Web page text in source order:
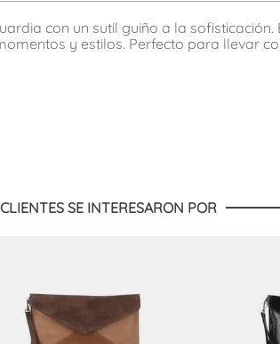
con un sutil guiño a la
y estilos. Perfecto para llevar
SE INTERESARON POR